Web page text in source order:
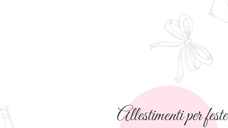
Allestimenti per feste